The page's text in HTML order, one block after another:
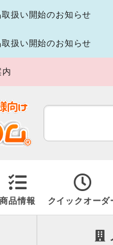
扱い開始のお知らせ
扱い開始のお知らせ
商品情報 クイックオーダ